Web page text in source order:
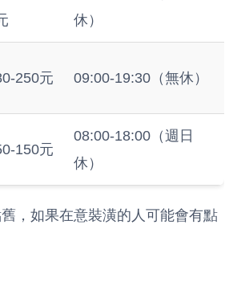
休）
250元 09:00-19:30（無休）
150元
08:00-18:00（週日
休）
，如果在意裝潢的人可能會有點